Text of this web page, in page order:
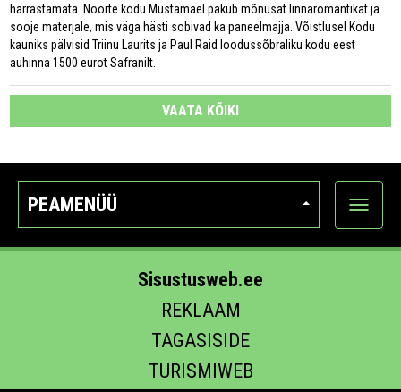
harrastamata. Noorte kodu Mustamäel pakub mõnusat linnaromantikat ja
sooje materjale, mis väga hästi sobivad ka paneelmajja. Võistlusel Kodu
kauniks pälvisid Triinu Laurits ja Paul Raid loodussõbraliku kodu eest
auhinna 1500 eurot Safranilt.
VAATA KÕIKI
PEAMENÜÜ
Ava
Sisustusweb.ee
REKLAAM
TAGASISIDE
TURISMIWEB